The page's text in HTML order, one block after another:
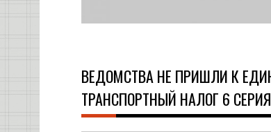
ВЕДОМСТВА НЕ ПРИШЛИ К
ТРАНСПОРТНЫЙ НАЛОГ 6